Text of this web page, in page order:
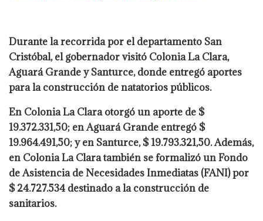
Durante la recorrida por el departamento San
Cristóbal, el gobernador visitó Colonia La Clara,
Aguará Grande y Santurce, donde entregó aportes
para la construcción de natatorios públicos.
En Colonia La Clara otorgó un aporte de $
19.372.331,50; en Aguará Grande entregó $
19.964.491,50; y en Santurce, $ 19.793.321,50. Además,
en Colonia La Clara también se formalizó un Fondo
de Asistencia de Necesidades Inmediatas (FANI) por
$ 24.727.534 destinado a la construcción de
sanitarios.